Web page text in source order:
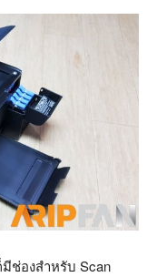
มีช่องสำหรับ Scan